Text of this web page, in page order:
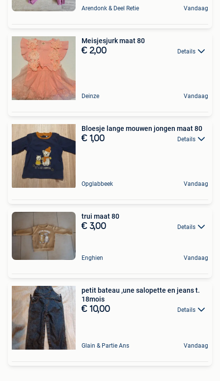
Arendonk & Deel Retie Vandaag
Meisjesjurk maat 80
€ 2,00 Details
Deinze Vandaag
Bloesje lange mouwen jongen maat 80
€ 1,00 Details
Opglabbeek Vandaag
trui maat 80
€ 3,00 Details
Enghien Vandaag
petit bateau ,une salopette en jeans t.
18mois
€ 10,00 Details
Glain & Partie Ans Vandaag